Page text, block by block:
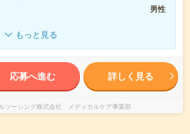
男性
もっと見る
応募へ進む 詳しく見る
ソーシング株式会社 メディカルケア事業部